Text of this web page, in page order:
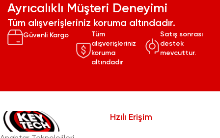
Ayrıcalıklı Müşteri Deneyimi
Tüm alışverişleriniz koruma altındadır.
Güvenli Kargo
Tüm
alışverişleriniz
koruma
altındadır
Satış sonrası
destek
mevcuttur.
Hzılı Erişim